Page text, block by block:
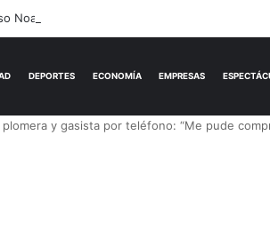
Noah Romero: el juicio contra David y Leonel
y gasista por teléfono: “Me pude